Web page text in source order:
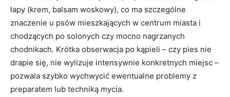
łapy (krem, balsam woskowy), co ma szczególne
znaczenie u psów mieszkających w centrum miasta i
chodzących po solonych czy mocno nagrzanych
chodnikach. Krótka obserwacja po kąpieli – czy pies nie
drapie się, nie wylizuje intensywnie konkretnych miejsc –
pozwala szybko wychwycić ewentualne problemy z
preparatem lub techniką mycia.